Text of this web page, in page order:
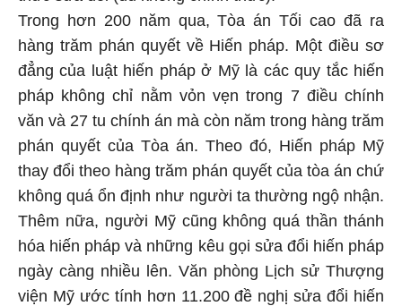
Trong hơn 200 năm qua, Tòa án Tối cao đã ra
hàng trăm phán quyết về Hiến pháp. Một điều sơ
đẳng của luật hiến pháp ở Mỹ là các quy tắc hiến
pháp không chỉ nằm vỏn vẹn trong 7 điều chính
văn và 27 tu chính án mà còn năm trong hàng trăm
phán quyết của Tòa án. Theo đó, Hiến pháp Mỹ
thay đổi theo hàng trăm phán quyết của tòa án chứ
không quá ổn định như người ta thường ngộ nhận.
Thêm nữa, người Mỹ cũng không quá thần thánh
hóa hiến pháp và những kêu gọi sửa đổi hiến pháp
ngày càng nhiều lên. Văn phòng Lịch sử Thượng
viện Mỹ ước tính hơn 11.200 đề nghị sửa đổi hiến